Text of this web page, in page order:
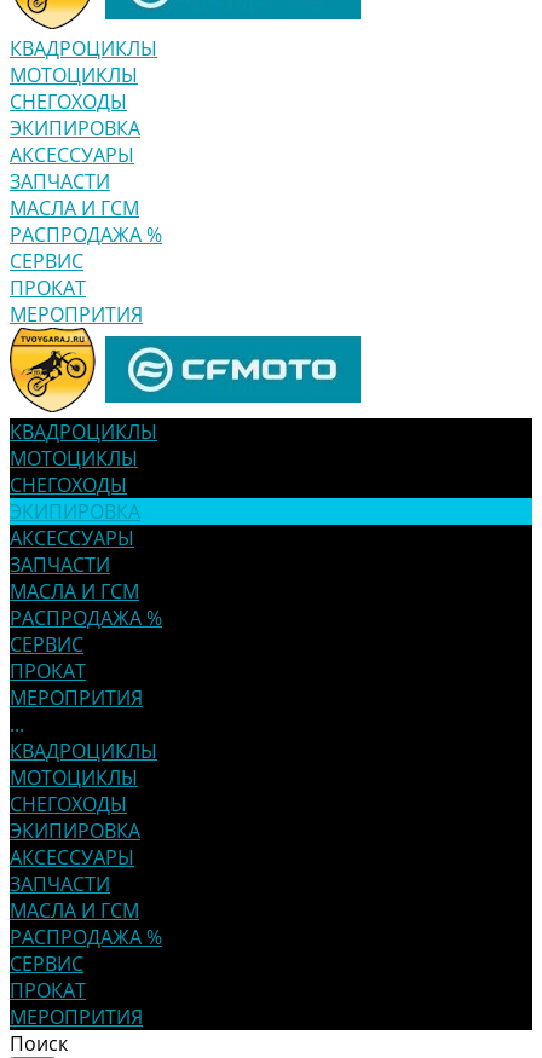
КВАДРОЦИКЛЫ
МОТОЦИКЛЫ
СНЕГОХОДЫ
ЭКИПИРОВКА
АКСЕССУАРЫ
ЗАПЧАСТИ
МАСЛА И ГСМ
РАСПРОДАЖА %
СЕРВИС
ПРОКАТ
МЕРОПРИТИЯ
КВАДРОЦИКЛЫ
МОТОЦИКЛЫ
СНЕГОХОДЫ
ЭКИПИРОВКА
АКСЕССУАРЫ
ЗАПЧАСТИ
МАСЛА И ГСМ
РАСПРОДАЖА %
СЕРВИС
ПРОКАТ
МЕРОПРИТИЯ
...
КВАДРОЦИКЛЫ
МОТОЦИКЛЫ
СНЕГОХОДЫ
ЭКИПИРОВКА
АКСЕССУАРЫ
ЗАПЧАСТИ
МАСЛА И ГСМ
РАСПРОДАЖА %
СЕРВИС
ПРОКАТ
МЕРОПРИТИЯ
Поиск